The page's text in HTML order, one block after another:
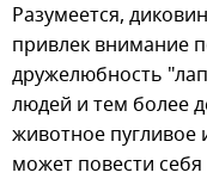
Разумеется,
привлек внимание
дружелюбность
людей и тем более
животное пугливое
может повести